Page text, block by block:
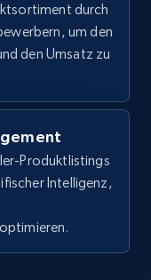
by
and
by
durch
um den
den Umsatz zu
Produktlistings
Intelligenz,